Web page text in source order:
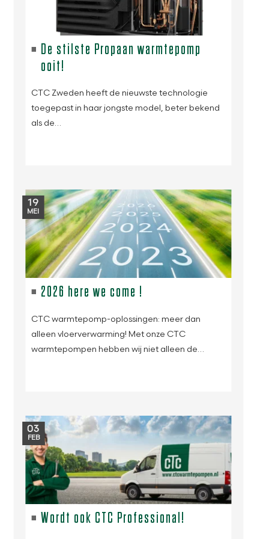
De stilste Propaan warmtepomp
ooit!
CTC Zweden heeft de nieuwste technologie
toegepast in haar jongste model, beter bekend
als de…
19
MEI
2026 here we come !
CTC warmtepomp-oplossingen: meer dan
alleen vloerverwarming! Met onze CTC
warmtepompen hebben wij niet alleen de…
03
FEB
Wordt ook CTC Professional!